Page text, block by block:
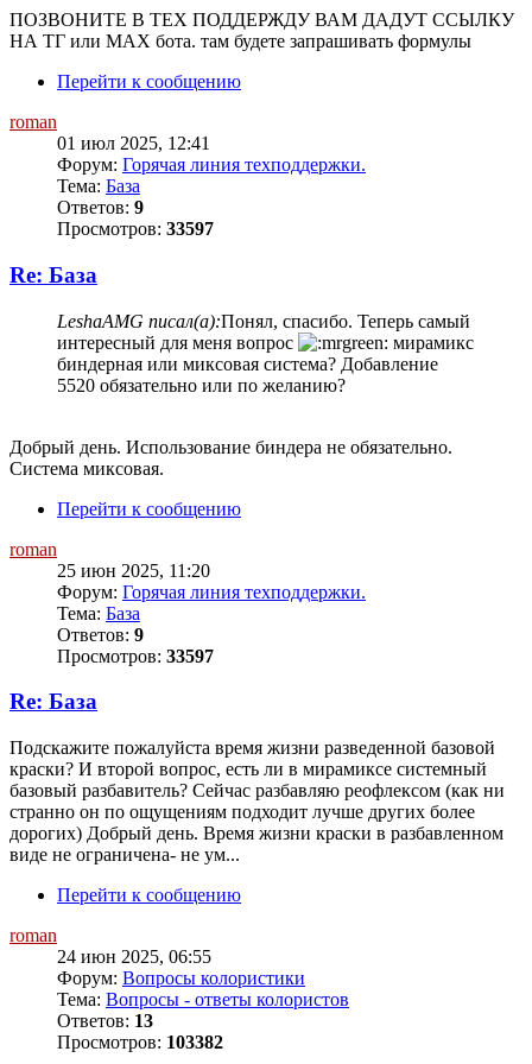
ПОЗВОНИТЕ В ТЕХ ПОДДЕРЖДУ ВАМ ДАДУТ ССЫЛКУ
НА ТГ или MAX бота. там будете запрашивать формулы
Перейти к сообщению
roman
01 июл 2025, 12:41
Форум: Горячая линия техподдержки.
Тема: База
Ответов: 9
Просмотров: 33597
Re: База
LeshaAMG писал(а):Понял, спасибо. Теперь самый
интересный для меня вопрос
мирамикс
биндерная или миксовая система? Добавление
5520 обязательно или по желанию?
Добрый день. Использование биндера не обязательно.
Система миксовая.
Перейти к сообщению
roman
25 июн 2025, 11:20
Форум: Горячая линия техподдержки.
Тема: База
Ответов: 9
Просмотров: 33597
Re: База
Подскажите пожалуйста время жизни разведенной базовой
краски? И второй вопрос, есть ли в мирамиксе системный
базовый разбавитель? Сейчас разбавляю реофлексом (как ни
странно он по ощущениям подходит лучше других более
дорогих) Добрый день. Время жизни краски в разбавленном
виде не ограничена- не ум...
Перейти к сообщению
roman
24 июн 2025, 06:55
Форум: Вопросы колористики
Тема: Вопросы - ответы колористов
Ответов: 13
Просмотров: 103382